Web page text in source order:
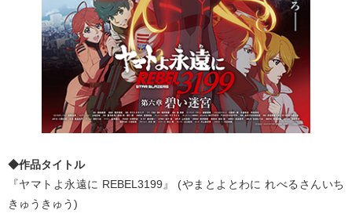
◆作品タイトル
『ヤマトよ永遠に REBEL3199』 (やまとよとわに れべるさんいち
きゅうきゅう)